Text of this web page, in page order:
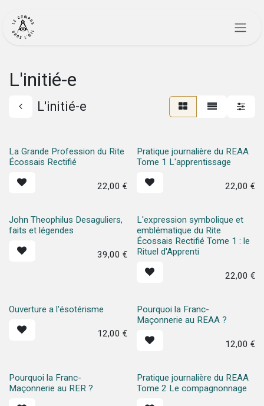
L'initié-e
L'initié-e
La Grande Profession du Rite
Écossais Rectifié
22,00 €
Pratique journalière du REAA
Tome 1 L'apprentissage
22,00 €
John Theophilus Desaguliers,
faits et légendes
39,00 €
L'expression symbolique et
emblématique du Rite
Écossais Rectifié Tome 1 : le
Rituel d'Apprenti
22,00 €
Ouverture a l'ésotérisme
12,00 €
Pourquoi la Franc-
Maçonnerie au REAA ?
12,00 €
Pourquoi la Franc-
Maçonnerie au RER ?
Pratique journalière du REAA
Tome 2 Le compagnonnage